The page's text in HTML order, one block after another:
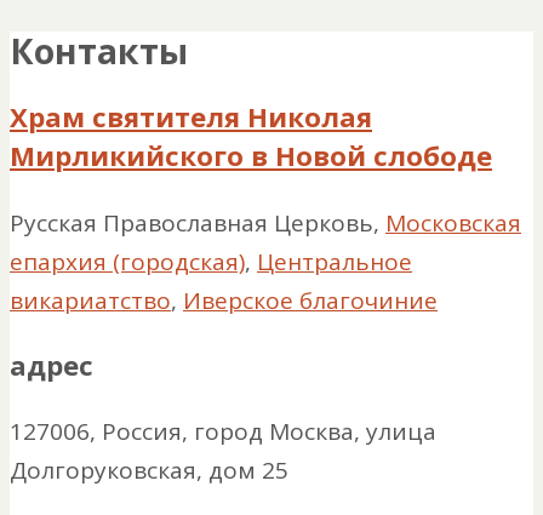
Контакты
Храм святителя Николая
Мирликийского в Новой слободе
Русская Православная Церковь, Московская
епархия (городская), Центральное
викариатство, Иверское благочиние
адрес
127006, Россия, город Москва, улица
Долгоруковская, дом 25